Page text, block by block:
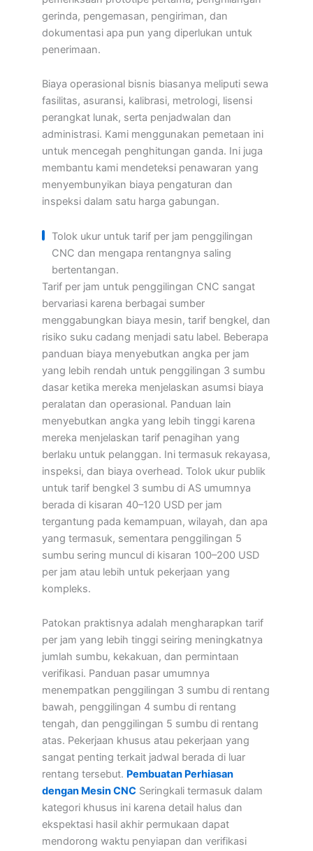
gerinda, pengemasan, pengiriman, dan
dokumentasi apa pun yang diperlukan untuk
penerimaan.
Biaya operasional bisnis biasanya meliputi sewa
fasilitas, asuransi, kalibrasi, metrologi, lisensi
perangkat lunak, serta penjadwalan dan
administrasi. Kami menggunakan pemetaan ini
untuk mencegah penghitungan ganda. Ini juga
membantu kami mendeteksi penawaran yang
menyembunyikan biaya pengaturan dan
inspeksi dalam satu harga gabungan.
Tolok ukur untuk tarif per jam penggilingan
CNC dan mengapa rentangnya saling
bertentangan.
Tarif per jam untuk penggilingan CNC sangat
bervariasi karena berbagai sumber
menggabungkan biaya mesin, tarif bengkel, dan
risiko suku cadang menjadi satu label. Beberapa
panduan biaya menyebutkan angka per jam
yang lebih rendah untuk penggilingan 3 sumbu
dasar ketika mereka menjelaskan asumsi biaya
peralatan dan operasional. Panduan lain
menyebutkan angka yang lebih tinggi karena
mereka menjelaskan tarif penagihan yang
berlaku untuk pelanggan. Ini termasuk rekayasa,
inspeksi, dan biaya overhead. Tolok ukur publik
untuk tarif bengkel 3 sumbu di AS umumnya
berada di kisaran 40–120 USD per jam
tergantung pada kemampuan, wilayah, dan apa
yang termasuk, sementara penggilingan 5
sumbu sering muncul di kisaran 100–200 USD
per jam atau lebih untuk pekerjaan yang
kompleks.
Patokan praktisnya adalah mengharapkan tarif
per jam yang lebih tinggi seiring meningkatnya
jumlah sumbu, kekakuan, dan permintaan
verifikasi. Panduan pasar umumnya
menempatkan penggilingan 3 sumbu di rentang
bawah, penggilingan 4 sumbu di rentang
tengah, dan penggilingan 5 sumbu di rentang
atas. Pekerjaan khusus atau pekerjaan yang
sangat penting terkait jadwal berada di luar
rentang tersebut. Pembuatan Perhiasan
dengan Mesin CNC Seringkali termasuk dalam
kategori khusus ini karena detail halus dan
ekspektasi hasil akhir permukaan dapat
mendorong waktu penyiapan dan verifikasi